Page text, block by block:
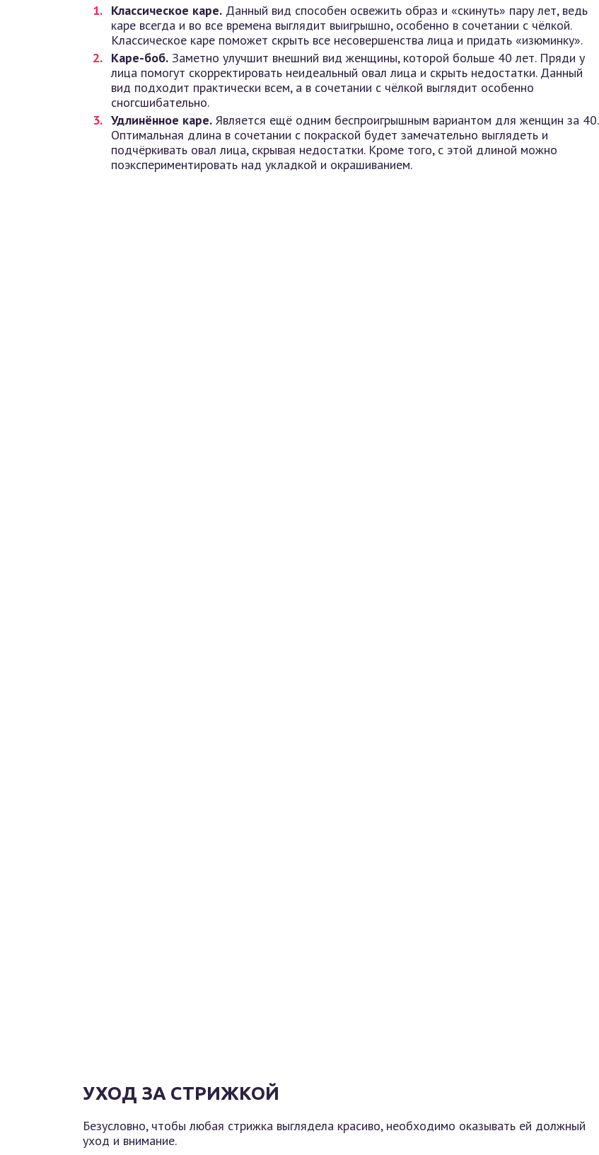
Классическое каре. Данный вид способен освежить образ и «скинуть» пару лет, ведь
каре всегда и во все времена выглядит выигрышно, особенно в сочетании с чёлкой.
Классическое каре поможет скрыть все несовершенства лица и придать «изюминку».
Каре-боб. Заметно улучшит внешний вид женщины, которой больше 40 лет. Пряди у
лица помогут скорректировать неидеальный овал лица и скрыть недостатки. Данный
вид подходит практически всем, а в сочетании с чёлкой выглядит особенно
сногсшибательно.
Удлинённое каре. Является ещё одним беспроигрышным вариантом для женщин за 40.
Оптимальная длина в сочетании с покраской будет замечательно выглядеть и
подчёркивать овал лица, скрывая недостатки. Кроме того, с этой длиной можно
поэкспериментировать над укладкой и окрашиванием.
УХОД ЗА СТРИЖКОЙ
Безусловно, чтобы любая стрижка выглядела красиво, необходимо оказывать ей должный
уход и внимание.